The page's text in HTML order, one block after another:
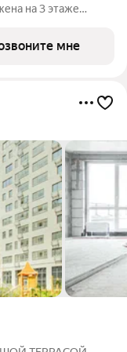
на 3 этаже
в квартирах и до
мне